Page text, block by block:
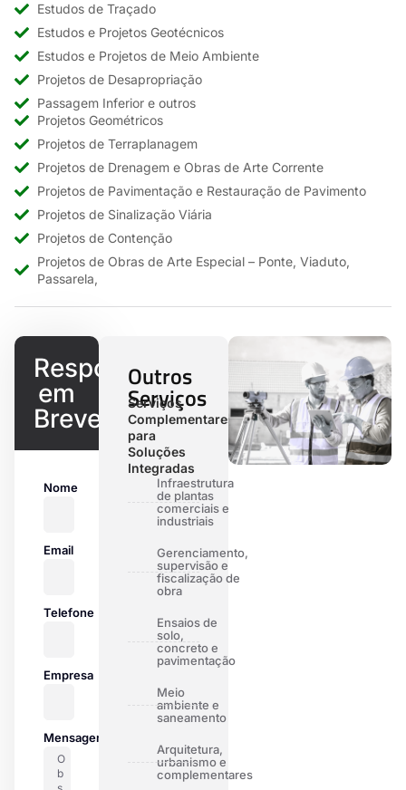
Estudos de Traçado
Estudos e Projetos Geotécnicos
Estudos e Projetos de Meio Ambiente
Projetos de Desapropriação
Passagem Inferior e outros
Projetos Geométricos
Projetos de Terraplanagem
Projetos de Drenagem e Obras de Arte Corrente
Projetos de Pavimentação e Restauração de Pavimento
Projetos de Sinalização Viária
Projetos de Contenção
Projetos de Obras de Arte Especial – Ponte, Viaduto,
Passarela,
Responderemos
em
Breve
Nome
Email
Telefone
Empresa
Mensagem
Outros
Serviços
Serviços
Complementares
para
Soluções
Integradas
Infraestrutura
de plantas
comerciais e
industriais
Gerenciamento,
supervisão e
fiscalização de
obra
Ensaios de
solo,
concreto e
pavimentação
Meio
ambiente e
saneamento
Arquitetura,
urbanismo e
complementares